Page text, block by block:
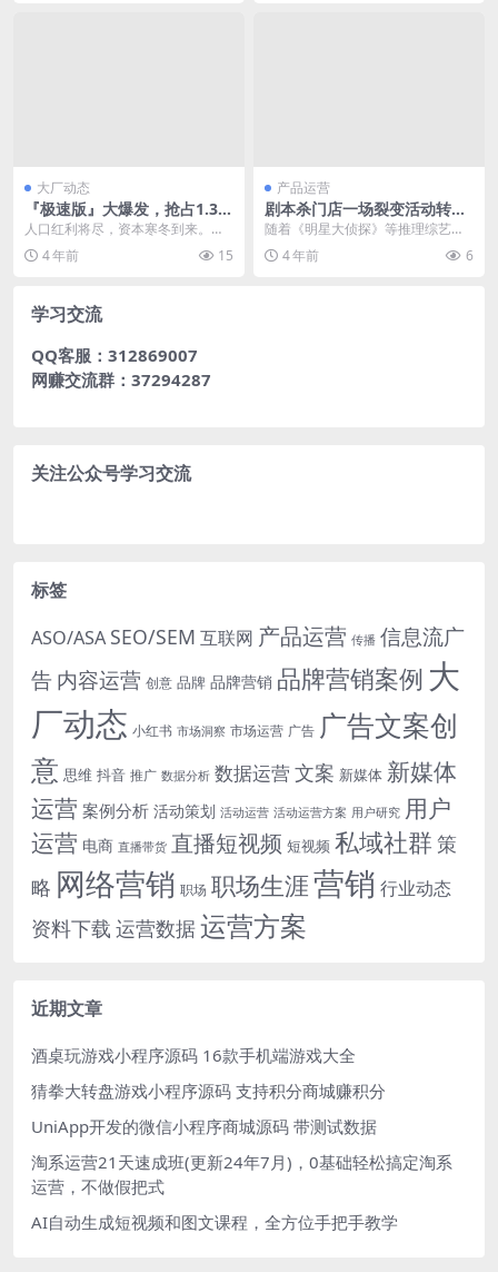
大厂动态
『极速版』大爆发，抢占1.3亿
用户背后的下沉流量抢夺战！
人口红利将尽，资本寒冬到来。越
来越多企业面临流量见底及流量成
本越来越高，企业纷纷...
4 年前 15
产品运营
剧本杀门店一场裂变活动转化
率高达51%，裂变率423%！
随着《明星大侦探》等推理综艺的
走红，剧本杀游戏也成功出圈，成
为年轻消费者偏好的休...
4 年前 6
学习交流
QQ客服：312869007
网赚交流群：37294287
关注公众号学习交流
标签
ASO/ASA SEO/SEM 互联网 产品运营 传播 信息流广
告 内容运营 创意 品牌 品牌营销 品牌营销案例 大
厂动态 小红书 市场洞察 市场运营 广告 广告文案创
意 思维 抖音 推广 数据分析 数据运营文案 新媒体 新媒体
运营 案例分析 活动策划 活动运营 活动运营方案 用户研究 用户
运营 电商 直播带货 直播短视频 短视频 私域社群 策
略 网络营销 职场 职场生涯营销 行业动态
资料下载 运营数据运营方案
近期文章
酒桌玩游戏小程序源码 16款手机端游戏大全
猜拳大转盘游戏小程序源码 支持积分商城赚积分
UniApp开发的微信小程序商城源码 带测试数据
淘系运营21天速成班(更新24年7月)，0基础轻松搞定淘系
运营，不做假把式
AI自动生成短视频和图文课程，全方位手把手教学